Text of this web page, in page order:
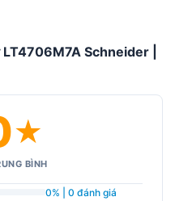
Schneider |
★
BÌNH
0% | 0 đánh giá